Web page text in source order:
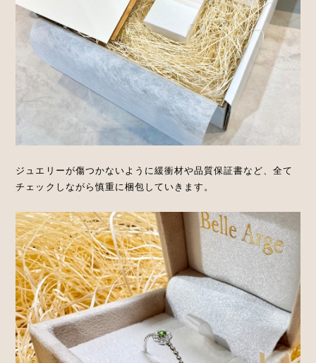
ジュエリーが傷つかないように緩衝材や品質保証書など、全て
チェックしながら慎重に梱包していきます。